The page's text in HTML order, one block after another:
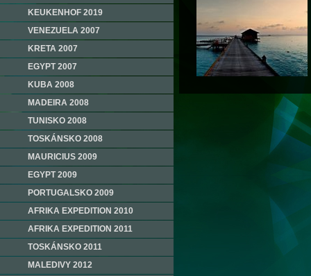
KEUKENHOF 2019
VENEZUELA 2007
KRETA 2007
EGYPT 2007
KUBA 2008
MADEIRA 2008
TUNISKO 2008
TOSKÁNSKO 2008
MAURICIUS 2009
EGYPT 2009
PORTUGALSKO 2009
AFRIKA EXPEDITION 2010
AFRIKA EXPEDITION 2011
TOSKÁNSKO 2011
MALEDIVY 2012